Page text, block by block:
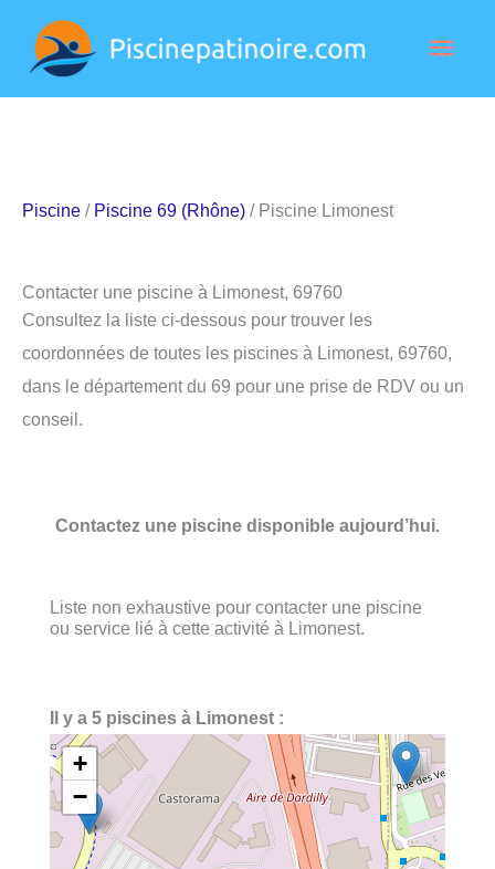
contenu
Piscine / Piscine 69 (Rhône) / Piscine Limonest
Contacter une piscine à Limonest, 69760
Consultez la liste ci-dessous pour trouver les
coordonnées de toutes les piscines à Limonest, 69760,
dans le département du 69 pour une prise de RDV ou un
conseil.
Contactez une piscine disponible aujourd’hui.
Liste non exhaustive pour contacter une piscine
ou service lié à cette activité à Limonest.
Il y a 5 piscines à Limonest :
+
−